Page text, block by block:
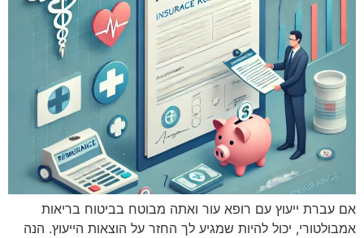
אם עברת ייעוץ עם רופא עור ואתה מבוטח בביטוח בריאות
אמבולטורי, יכול להיות שמגיע לך החזר על הוצאות הייעוץ. הנה